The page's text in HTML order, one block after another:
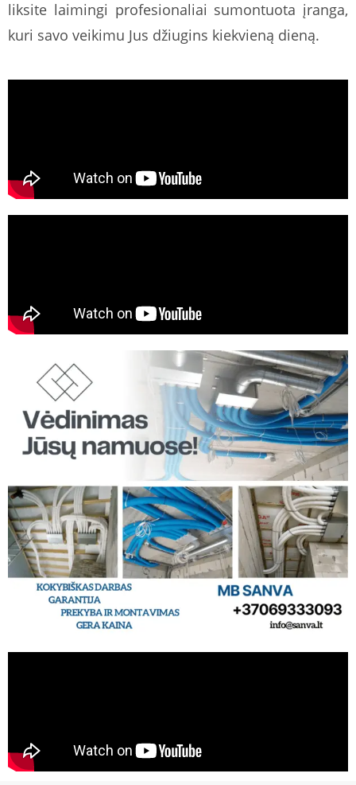
liksite laimingi profesionaliai sumontuota įranga,
kuri savo veikimu Jus džiugins kiekvieną dieną.